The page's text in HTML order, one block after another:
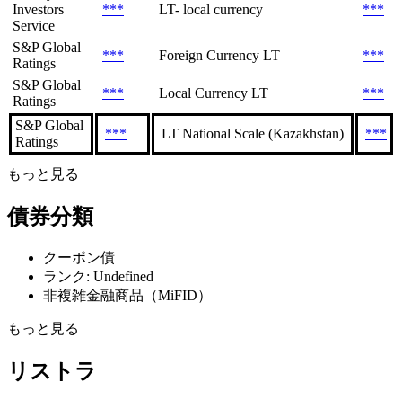
Investors
Service
*** LT- local currency ***
S&P Global
Ratings
*** Foreign Currency LT
***
S&P Global
Ratings
*** Local Currency LT ***
S&P Global
Ratings
*** LT National Scale (Kazakhstan) ***
もっと見る
債券分類
クーポン債
ランク: Undefined
非複雑金融商品（MiFID）
もっと見る
リストラ